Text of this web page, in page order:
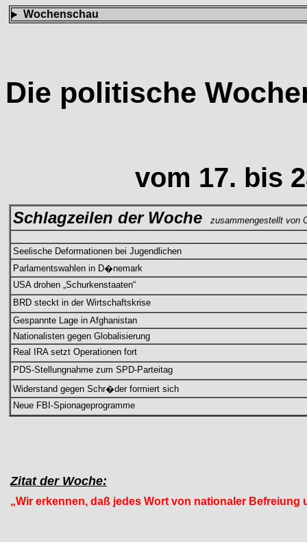
Wochenschau
Die politische
vom 17. bis
Schlagzeilen der Woche zusammengestellt von
Seelische Deformationen bei Jugendlichen
Parlamentswahlen in D�nemark
USA drohen „Schurkenstaaten“
BRD steckt in der Wirtschaftskrise
Gespannte Lage in Afghanistan
Nationalisten gegen Globalisierung
Real IRA setzt Operationen fort
PDS-Stellungnahme zum SPD-Parteitag
Widerstand gegen Schr�der formiert sich
Neue FBI-Spionageprogramme
Zitat der Woche:
„Wir erkennen, daß jedes Wort von nationaler